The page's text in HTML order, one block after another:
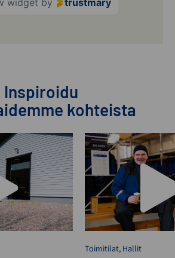
Inspiroidu
kohteista
Toimitilat, Hallit